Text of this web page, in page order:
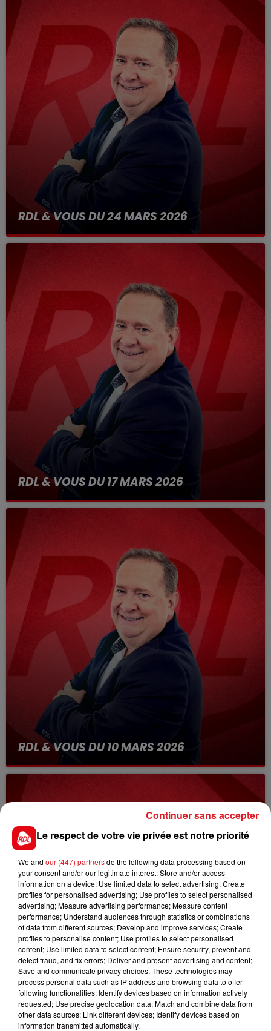
RDL & VOUS DU 24 MARS 2026
RDL & VOUS DU 17 MARS 2026
RDL & VOUS DU 10 MARS 2026
RDL & VOUS DU 3 MARS 2026
Le respect de votre vie privée est notre priorité
We and our (447) partnersdo the following data processing based on
your consent and/or our legitimate interest: Store and/or access
information on a device; Use limited data to select advertising; Create
profiles for personalised advertising; Use profiles to select personalised
advertising; Measure advertising performance; Measure content
performance; Understand audiences through statistics or combinations
of data from different sources; Develop and improve services; Create
profiles to personalise content; Use profiles to select personalised
content; Use limited data to select content; Ensure security, prevent and
detect fraud, and fix errors; Deliver and present advertising and content;
Save and communicate privacy choices. These technologies may
process personal data such as IP address and browsing data to offer
following functionalities: Identify devices based on information actively
requested; Use precise geolocation data; Match and combine data from
other data sources; Link different devices; Identify devices based on
information transmitted automatically.
Continuer sans accepter